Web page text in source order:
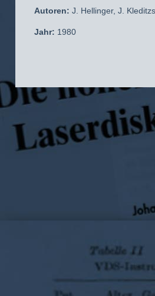
Autoren: J. Hellinger, J.
Jahr: 1980